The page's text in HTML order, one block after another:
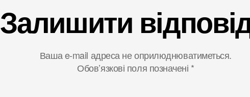
Залишити
Ваша e-mail адреса не оприлюднюватиметься.
Обов’язкові поля позначені *